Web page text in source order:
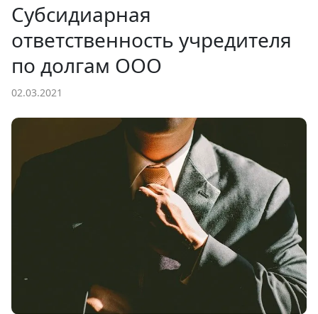
Субсидиарная
ответственность учредителя
по долгам ООО
02.03.2021